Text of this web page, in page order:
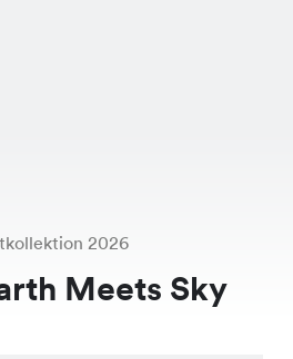
2026
Meets Sky